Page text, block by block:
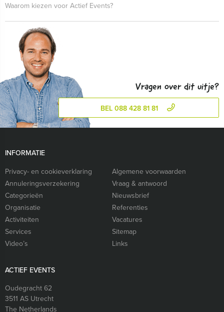
Waarom kiezen voor Actief Events?
Vragen over dit uitje?
BEL 088 428 81 81
INFORMATIE
Privacy- en cookieverklaring
Algemene voorwaarden
Annuleringsverzekering
Vraag & antwoord
Categorieën
Nieuwsbrief
Organisatie
Referenties
Activiteiten
Vacatures
Services
Sitemap
Video’s
Links
ACTIEF EVENTS
Oudegracht 62
3511 AS Utrecht
The Netherlands